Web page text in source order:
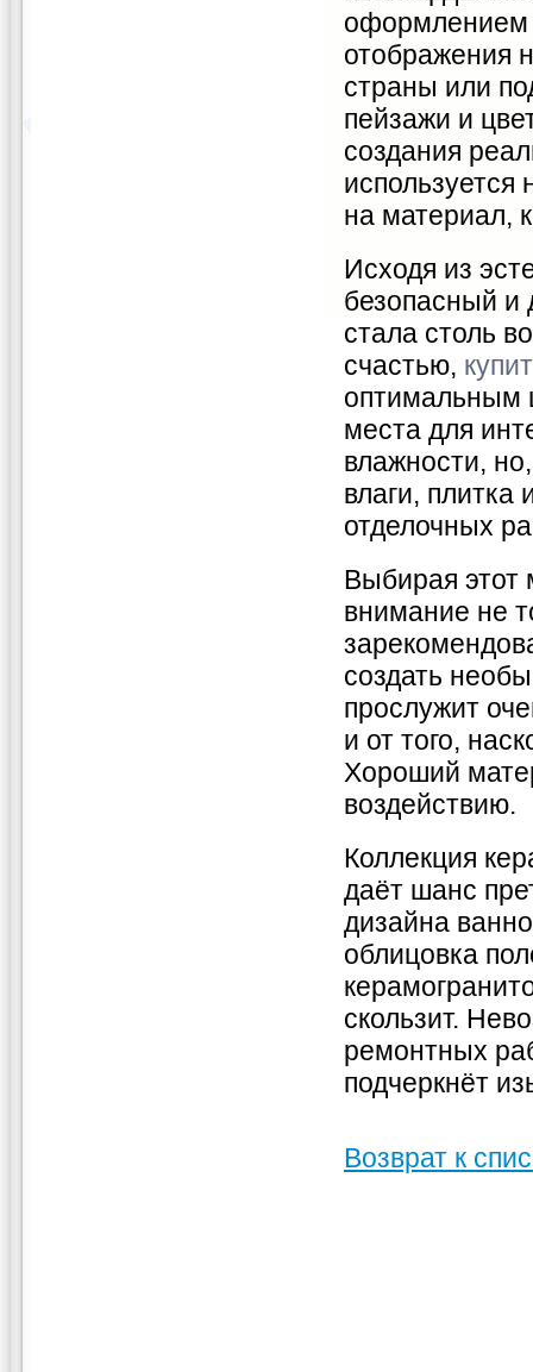
оформлением
отображения
страны или
пейзажи и
создания
на материал,
Исходя из
безопасный и
стала столь
счастью,
оптимальным
места для
влажности,
влаги, плитка
отделочных
Выбирая этот
внимание не
создать
прослужит
и от того,
Хороший
воздействию.
Коллекция
даёт шанс
дизайна
облицовка
скользит.
ремонтных
подчеркнёт
Возврат к